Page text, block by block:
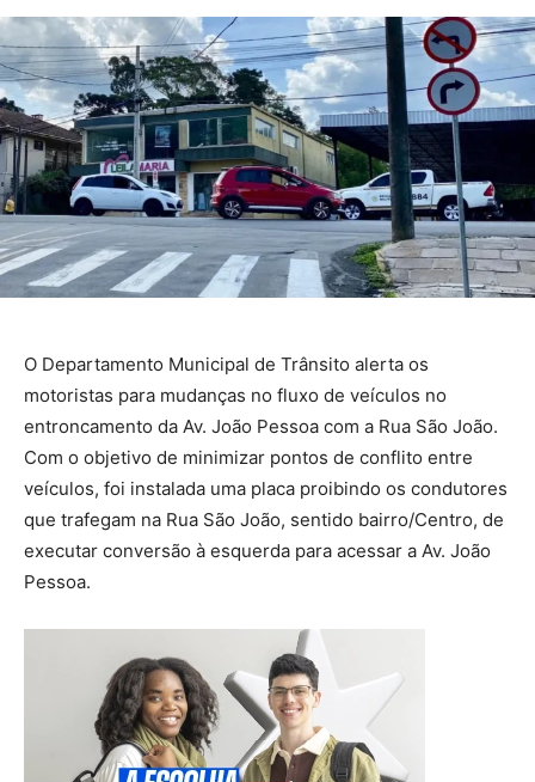
O Departamento Municipal de Trânsito alerta os
motoristas para mudanças no fluxo de veículos no
entroncamento da Av. João Pessoa com a Rua São João.
Com o objetivo de minimizar pontos de conflito entre
veículos, foi instalada uma placa proibindo os condutores
que trafegam na Rua São João, sentido bairro/Centro, de
executar conversão à esquerda para acessar a Av. João
Pessoa.